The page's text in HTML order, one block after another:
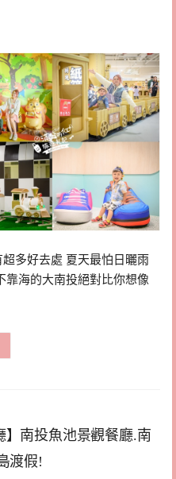
多好去處 夏天最怕日曬雨
靠海的大南投絕對比你想像
】南投魚池景觀餐廳.南
渡假!